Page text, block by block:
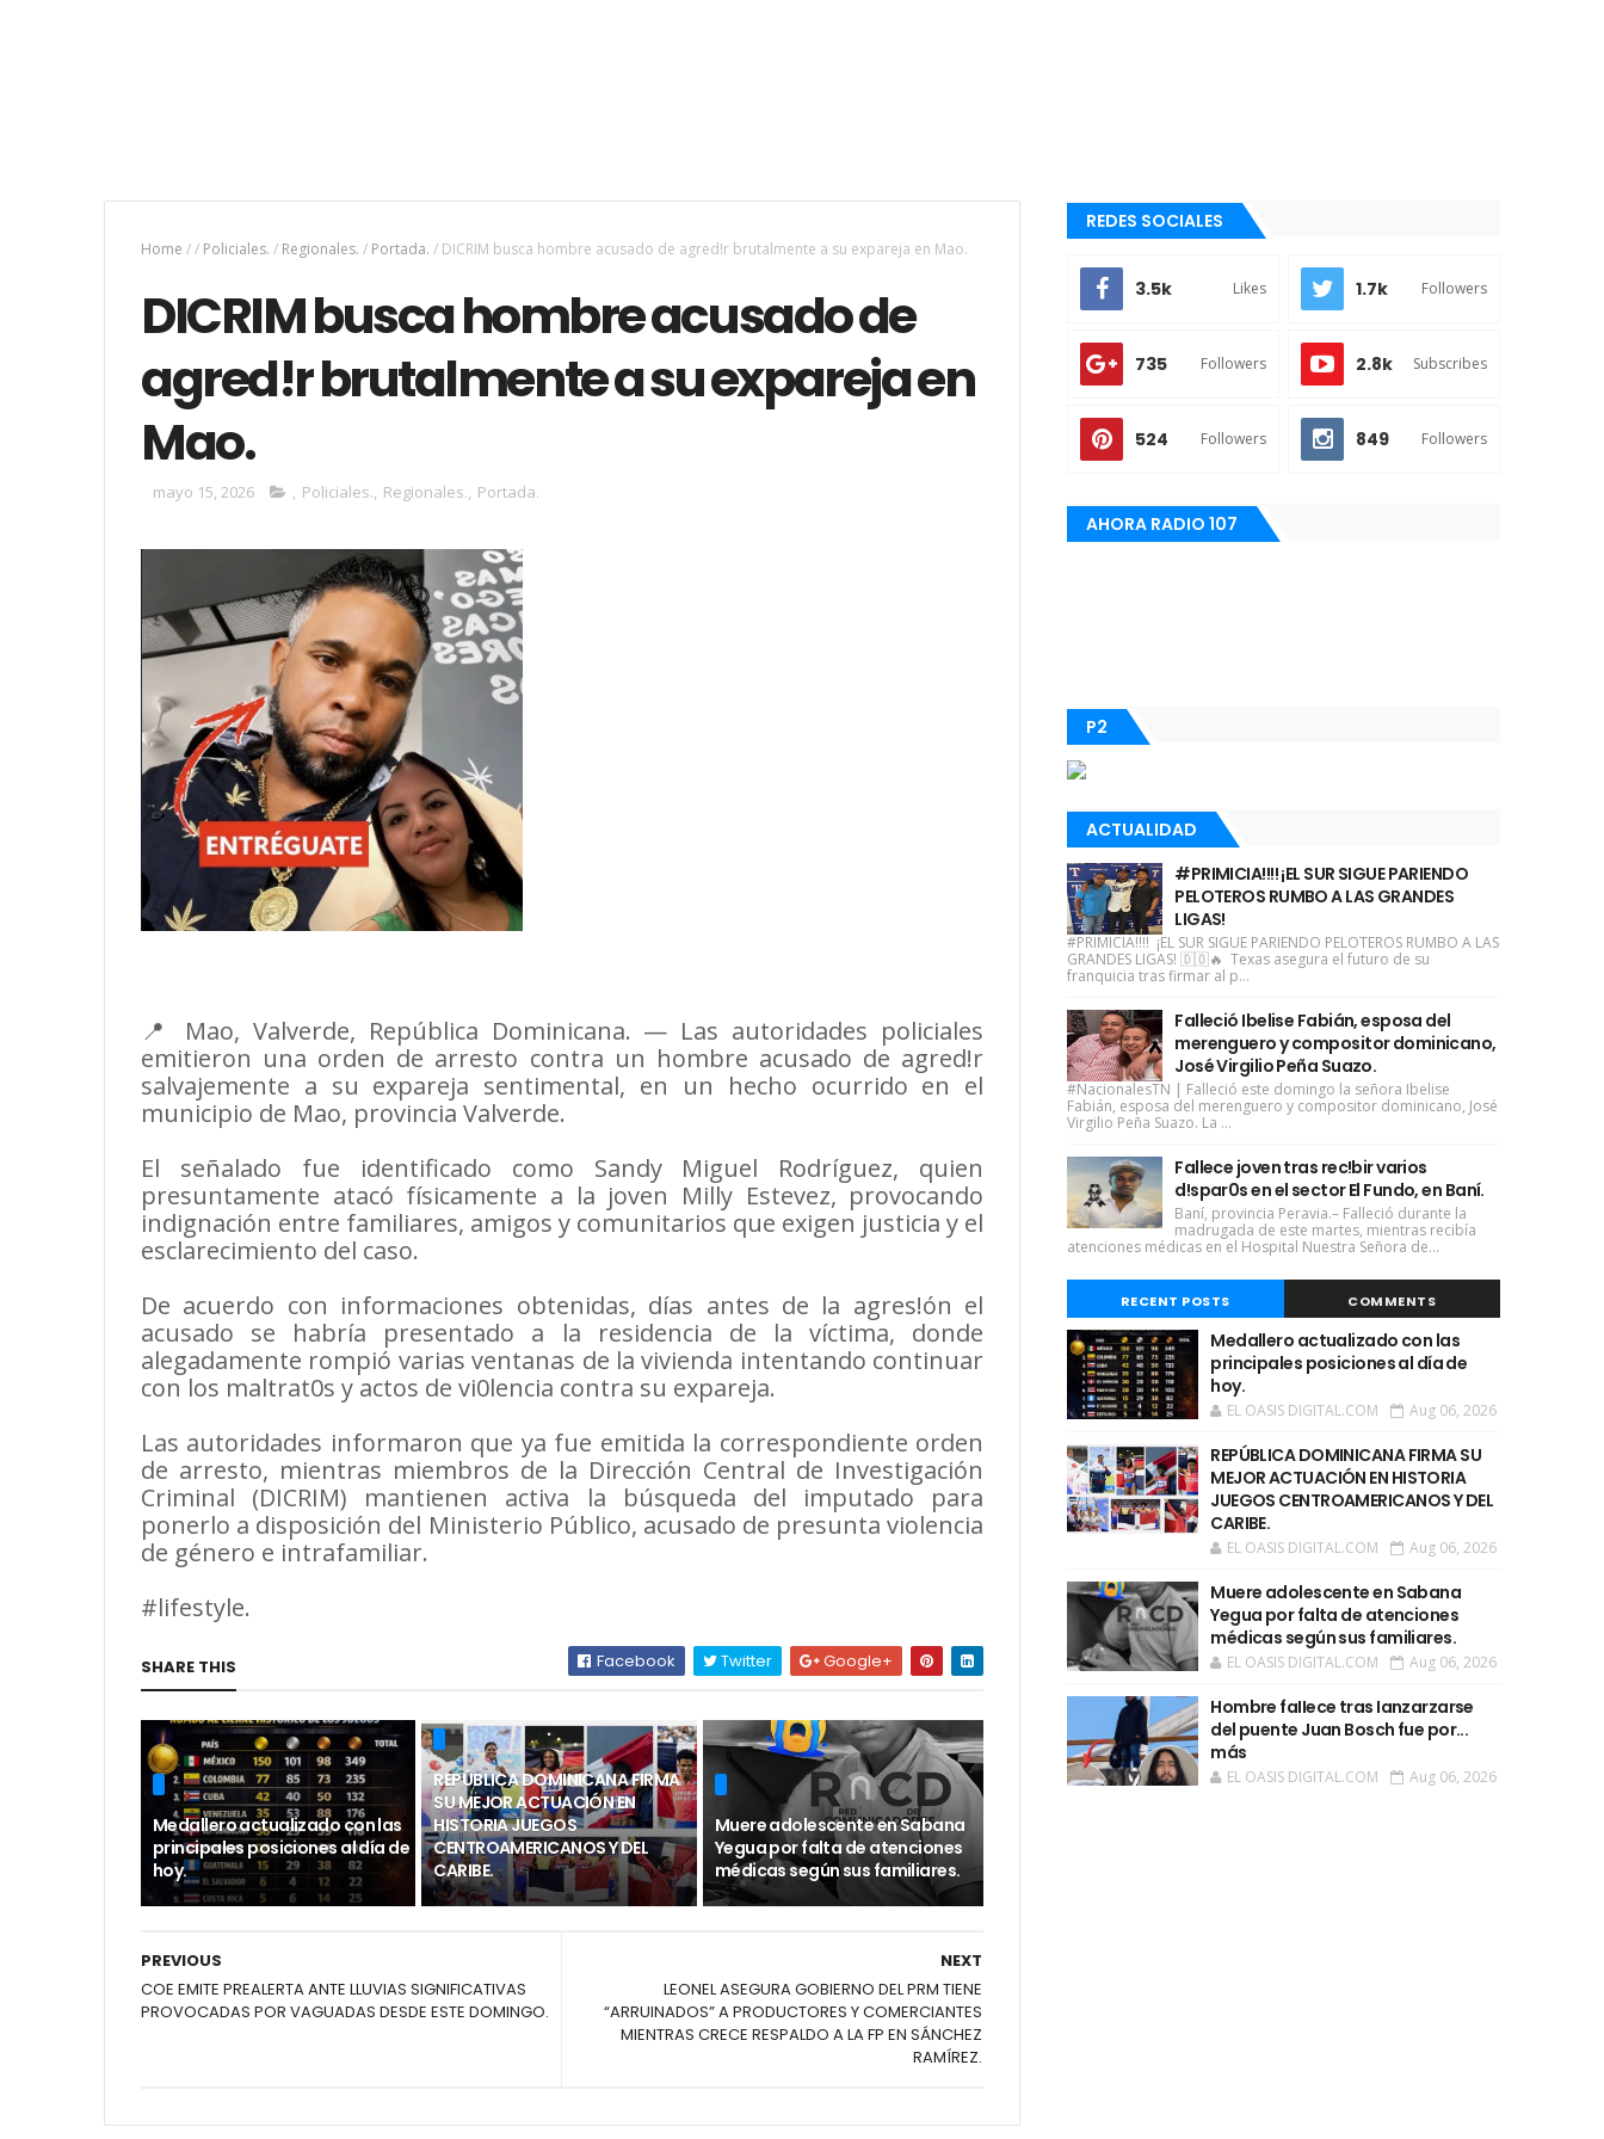
Home // Policiales. / Regionales. / Portada. / DICRIM busca hombre acusado de agred!r brutalmente a su expareja en Mao.
DICRIM busca hombre acusado de
agred!r brutalmente a su expareja en
Mao.
mayo 15, 2026 , Policiales., Regionales., Portada.
📍 Mao, Valverde, República Dominicana. — Las autoridades policiales
emitieron una orden de arresto contra un hombre acusado de agred!r
salvajemente a su expareja sentimental, en un hecho ocurrido en el
municipio de Mao, provincia Valverde.
El señalado fue identificado como Sandy Miguel Rodríguez, quien
presuntamente atacó físicamente a la joven Milly Estevez, provocando
indignación entre familiares, amigos y comunitarios que exigen justicia y el
esclarecimiento del caso.
De acuerdo con informaciones obtenidas, días antes de la agres!ón el
acusado se habría presentado a la residencia de la víctima, donde
alegadamente rompió varias ventanas de la vivienda intentando continuar
con los maltrat0s y actos de vi0lencia contra su expareja.
Las autoridades informaron que ya fue emitida la correspondiente orden
de arresto, mientras miembros de la Dirección Central de Investigación
Criminal (DICRIM) mantienen activa la búsqueda del imputado para
ponerlo a disposición del Ministerio Público, acusado de presunta violencia
de género e intrafamiliar.
#lifestyle.
SHARE THIS Facebook Twitter Google+
Medallero actualizado con las
principales posiciones al día de
hoy.
REPÚBLICA DOMINICANA FIRMA
SU MEJOR ACTUACIÓN EN
HISTORIA JUEGOS
CENTROAMERICANOS Y DEL
CARIBE.
Muere adolescente en Sabana
Yegua por falta de atenciones
médicas según sus familiares.
NEXT
LEONEL ASEGURA GOBIERNO DEL PRM TIENE
“ARRUINADOS” A PRODUCTORES Y COMERCIANTES
MIENTRAS CRECE RESPALDO A LA FP EN SÁNCHEZ
RAMÍREZ.
PREVIOUS
COE EMITE PREALERTA ANTE LLUVIAS SIGNIFICATIVAS
PROVOCADAS POR VAGUADAS DESDE ESTE DOMINGO.
REDES SOCIALES
3.5k Likes 1.7k Followers
735 Followers 2.8k Subscribes
524 Followers 849 Followers
AHORA RADIO 107
P2
ACTUALIDAD
#PRIMICIA!!!! ¡EL SUR SIGUE PARIENDO
PELOTEROS RUMBO A LAS GRANDES
LIGAS!
#PRIMICIA!!!! ¡EL SUR SIGUE PARIENDO PELOTEROS RUMBO A LAS
GRANDES LIGAS! 🇩🇴🔥 Texas asegura el futuro de su
franquicia tras firmar al p...
Falleció Ibelise Fabián, esposa del
merenguero y compositor dominicano,
José Virgilio Peña Suazo.
#NacionalesTN | Falleció este domingo la señora Ibelise
Fabián, esposa del merenguero y compositor dominicano, José
Virgilio Peña Suazo. La ...
Fallece joven tras rec!bir varios
d!spar0s en el sector El Fundo, en Baní.
Baní, provincia Peravia.– Falleció durante la
madrugada de este martes, mientras recibía
atenciones médicas en el Hospital Nuestra Señora de...
RECENT POSTS COMMENTS
Medallero actualizado con las
principales posiciones al día de
hoy.
EL OASIS DIGITAL.COM Aug 06, 2026
REPÚBLICA DOMINICANA FIRMA SU
MEJOR ACTUACIÓN EN HISTORIA
JUEGOS CENTROAMERICANOS Y DEL
CARIBE.
EL OASIS DIGITAL.COM Aug 06, 2026
Muere adolescente en Sabana
Yegua por falta de atenciones
médicas según sus familiares.
EL OASIS DIGITAL.COM Aug 06, 2026
Hombre faIIece tras Ianzarzarse
del puente Juan Bosch fue por...
más
EL OASIS DIGITAL.COM Aug 06, 2026